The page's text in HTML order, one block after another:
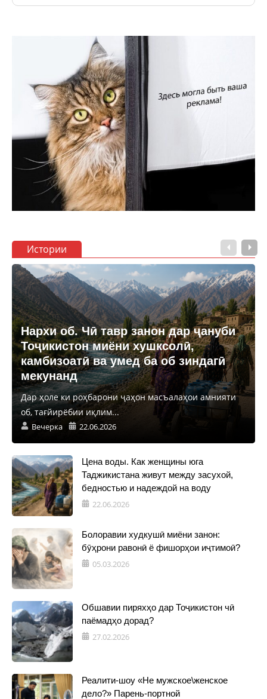
Истории
Нархи об. Чӣ тавр занон дар ҷануби
Тоҷикистон миёни хушксолӣ,
камбизоатӣ ва умед ба об зиндагӣ
мекунанд
Дар ҳоле ки роҳбарони ҷаҳон масъалаҳои амнияти
об, тағйирёбии иқлим...
Вечерка 22.06.2026
Цена воды. Как женщины юга
Таджикистана живут между засухой,
бедностью и надеждой на воду
22.06.2026
Болоравии худкушӣ миёни занон:
бӯҳрони равонӣ ё фишорҳои иҷтимоӣ?
05.03.2026
Обшавии пиряхҳо дар Тоҷикистон чӣ
паёмадҳо дорад?
27.02.2026
Реалити-шоу «Не мужское\женское
дело?» Парень-портной